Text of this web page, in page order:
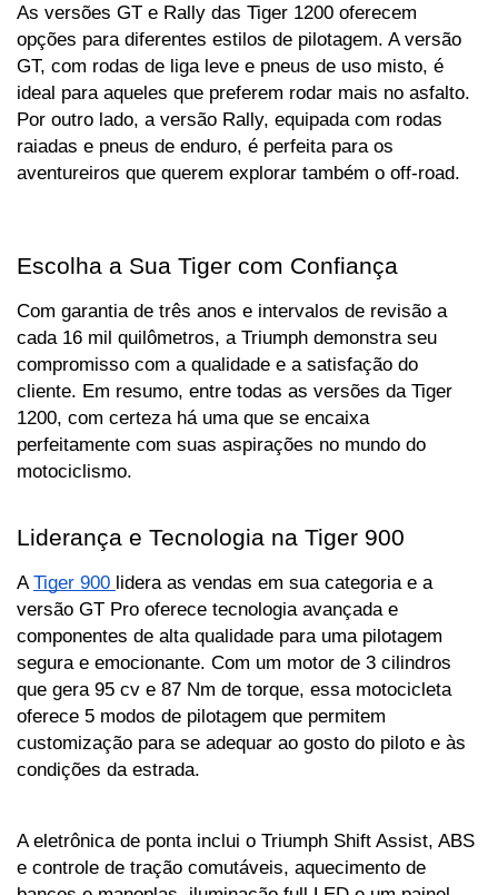
As versões GT e Rally das Tiger 1200 oferecem
opções para diferentes estilos de pilotagem. A versão
GT, com rodas de liga leve e pneus de uso misto, é
ideal para aqueles que preferem rodar mais no asfalto.
Por outro lado, a versão Rally, equipada com rodas
raiadas e pneus de enduro, é perfeita para os
aventureiros que querem explorar também o off-road.
Escolha a Sua Tiger com Confiança
Com garantia de três anos e intervalos de revisão a
cada 16 mil quilômetros, a Triumph demonstra seu
compromisso com a qualidade e a satisfação do
cliente. Em resumo, entre todas as versões da Tiger
1200, com certeza há uma que se encaixa
perfeitamente com suas aspirações no mundo do
motociclismo.
Liderança e Tecnologia na Tiger 900
A Tiger 900 lidera as vendas em sua categoria e a
versão GT Pro oferece tecnologia avançada e
componentes de alta qualidade para uma pilotagem
segura e emocionante. Com um motor de 3 cilindros
que gera 95 cv e 87 Nm de torque, essa motocicleta
oferece 5 modos de pilotagem que permitem
customização para se adequar ao gosto do piloto e às
condições da estrada.
A eletrônica de ponta inclui o Triumph Shift Assist, ABS
e controle de tração comutáveis, aquecimento de